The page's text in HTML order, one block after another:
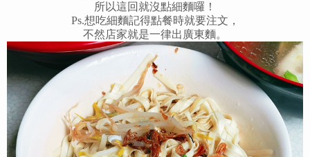
所以這回就沒點細麵囉！
Ps.想吃細麵記得點餐時就要注文，
不然店家就是一律出廣東麵。